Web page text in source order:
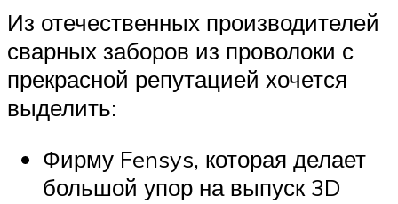
Из отечественных производителей
сварных заборов из проволоки с
прекрасной репутацией хочется
выделить:
Фирму Fensys, которая делает
большой упор на выпуск 3D